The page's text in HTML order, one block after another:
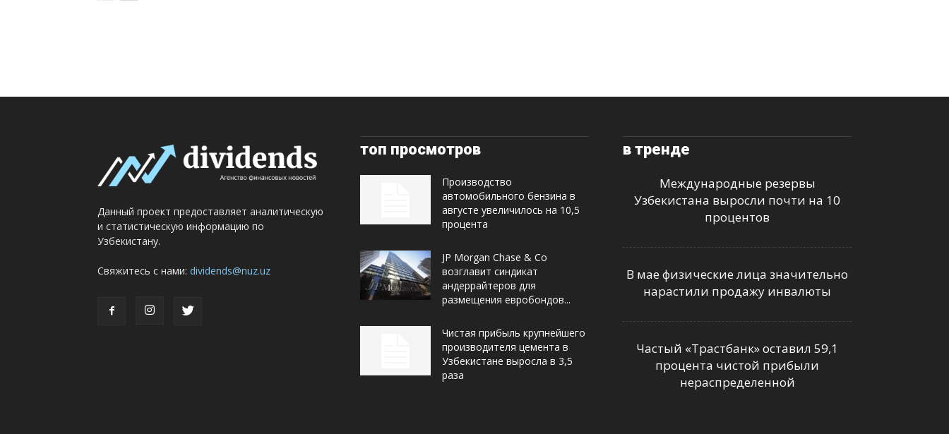
Данный проект предоставляет аналитическую
и статистическую информацию по
Узбекистану.
Свяжитесь с нами: dividends@nuz.uz
топ просмотров
Производство
автомобильного бензина в
августе увеличилось на 10,5
процента
JP Morgan Chase & Co
возглавит синдикат
андеррайтеров для
размещения евробондов...
Чистая прибыль крупнейшего
производителя цемента в
Узбекистане выросла в 3,5
раза
в тренде
Международные резервы
Узбекистана выросли почти на 10
процентов
В мае физические лица значительно
нарастили продажу инвалюты
Частый «Трастбанк» оставил 59,1
процента чистой прибыли
нераспределенной